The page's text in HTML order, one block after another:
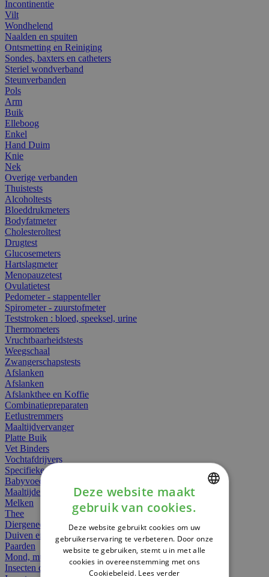
Incontinentie
Vilt
Wondhelend
Naalden en spuiten
Ontsmetting en Reiniging
Sondes, baxters en catheters
Steriel wondverband
Steunverbanden
Pols
Arm
Buik
Elleboog
Enkel
Hand Duim
Knie
Nek
Overige verbanden
Thuistests
Alcoholtests
Bloeddrukmeters
Bodyfatmeter
Cholesteroltest
Drugtest
Glucosemeters
Hartslagmeter
Menopauzetest
Ovulatietest
Pedometer - stappenteller
Spirometer - zuurstofmeter
Teststroken : bloed, speeksel, urine
Thermometers
Vruchtbaarheidstests
Weegschaal
Zwangerschapstests
Afslanken
Afslanken
Afslankthee en Koffie
Combinatiepreparaten
Eetlustremmers
Maaltijdvervanger
Platte Buik
Vet Binders
Vochtafdrijvers
Specifieke Voeding
Babyvoeding
Maaltijden
Melken
Thee
Diergeneesmiddelen
Duiven en vogels
Paarden
Mond, muil of snavel
Insecten dieren
DUTCH
FRENCH
ENGLISH
Deze website maakt
gebruik van cookies.
Deze website gebruikt cookies om uw
gebruikerservaring te verbeteren. Door onze
website te gebruiken, stemt u in met alle
cookies in overeenstemming met ons
Cookiebeleid. Lees verder